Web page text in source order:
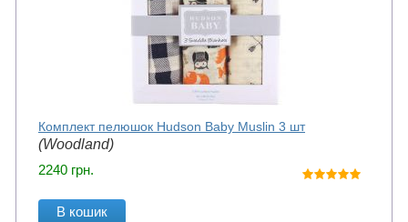
Комплект пелюшок Hudson Baby Muslin 3 шт
(Woodland)
2240 грн.
В кошик